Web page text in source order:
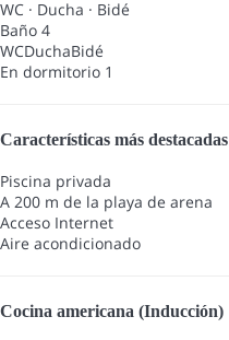
WC · Ducha · Bidé
Baño 4
WCDuchaBidé
En dormitorio 1
Características más destacadas
Piscina privada
A 200 m de la playa de arena
Acceso Internet
Aire acondicionado
Cocina americana (Inducción)